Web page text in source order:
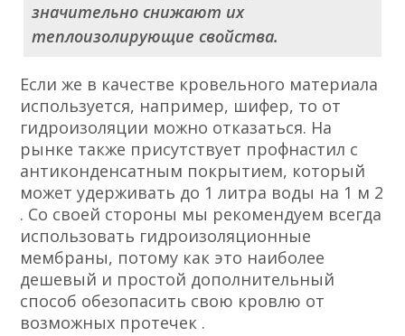
значительно снижают их
теплоизолирующие свойства.
Если же в качестве кровельного материала
используется, например, шифер, то от
гидроизоляции можно отказаться. На
рынке также присутствует профнастил с
антиконденсатным покрытием, который
может удерживать до 1 литра воды на 1 м 2
. Со своей стороны мы рекомендуем всегда
использовать гидроизоляционные
мембраны, потому как это наиболее
дешевый и простой дополнительный
способ обезопасить свою кровлю от
возможных протечек .